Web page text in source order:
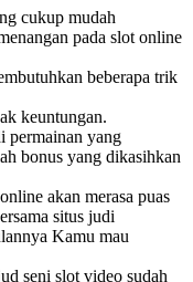
cukup mudah
pada slot online
beberapa trik
keuntungan.
permainan yang
bonus yang dikasihkan
akan merasa puas
situs judi
Kamu mau
seni slot video sudah